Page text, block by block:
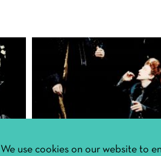
We use cookies on our website to